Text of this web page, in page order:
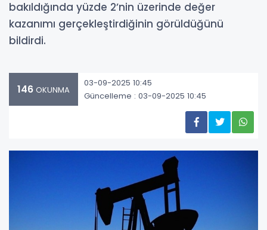
bakıldığında yüzde 2’nin üzerinde değer
kazanımı gerçekleştirdiğinin görüldüğünü
bildirdi.
146 OKUNMA
03-09-2025 10:45
Güncelleme : 03-09-2025 10:45